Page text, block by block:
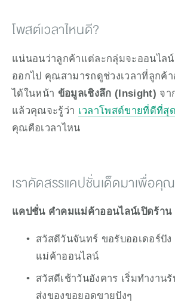
โพสต์เวลาไหนดี?
แน่นอนว่าลูกค้าแต่ละกลุ่มจะออนไลน์
ออกไป คุณสามารถดูช่วงเวลาที่ลูกค้
ได้ในหน้า ข้อมูลเชิงลึก (Insight) จา
แล้วคุณจะรู้ว่า เวลาโพสต์ขายที่ดีที่สุด
คุณคือเวลาไหน
เราคัดสรรแคปชั่นเด็ดมาเพื่อคุ
แคปชั่น คำคมแม่ค้าออนไลน์เปิดร้าน
สวัสดีวันจันทร์ ขอรับออเดอร์ปั
แม่ค้าออนไลน์
สวัสดีเช้าวันอังคาร เริ่มทำงาน
ส่งของขอยอดขายปังๆ